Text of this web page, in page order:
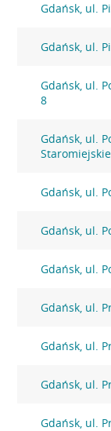
Gdańsk, ul.
Gdańsk, ul.
Gdańsk, ul.
8
Gdańsk, ul.
Gdańsk, ul.
Gdańsk, ul.
Gdańsk, ul.
Gdańsk, ul.
Gdańsk, ul.
Gdańsk, ul.
Gdańsk, ul.